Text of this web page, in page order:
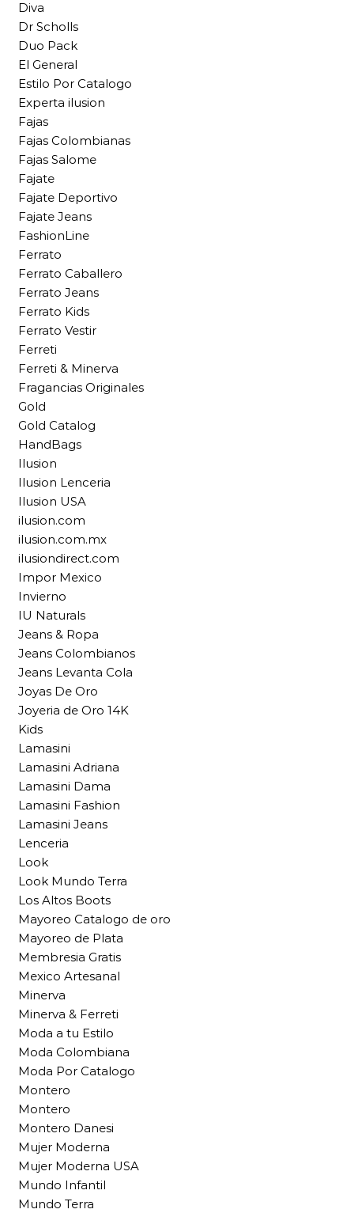
Diva
Dr Scholls
Duo Pack
El General
Estilo Por Catalogo
Experta ilusion
Fajas
Fajas Colombianas
Fajas Salome
Fajate
Fajate Deportivo
Fajate Jeans
FashionLine
Ferrato
Ferrato Caballero
Ferrato Jeans
Ferrato Kids
Ferrato Vestir
Ferreti
Ferreti & Minerva
Fragancias Originales
Gold
Gold Catalog
HandBags
Ilusion
Ilusion Lenceria
Ilusion USA
ilusion.com
ilusion.com.mx
ilusiondirect.com
Impor Mexico
Invierno
IU Naturals
Jeans & Ropa
Jeans Colombianos
Jeans Levanta Cola
Joyas De Oro
Joyeria de Oro 14K
Kids
Lamasini
Lamasini Adriana
Lamasini Dama
Lamasini Fashion
Lamasini Jeans
Lenceria
Look
Look Mundo Terra
Los Altos Boots
Mayoreo Catalogo de oro
Mayoreo de Plata
Membresia Gratis
Mexico Artesanal
Minerva
Minerva & Ferreti
Moda a tu Estilo
Moda Colombiana
Moda Por Catalogo
Montero
Montero
Montero Danesi
Mujer Moderna
Mujer Moderna USA
Mundo Infantil
Mundo Terra